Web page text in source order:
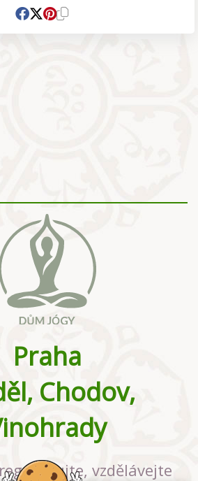
Praha
Chodov,
vzdělávejte